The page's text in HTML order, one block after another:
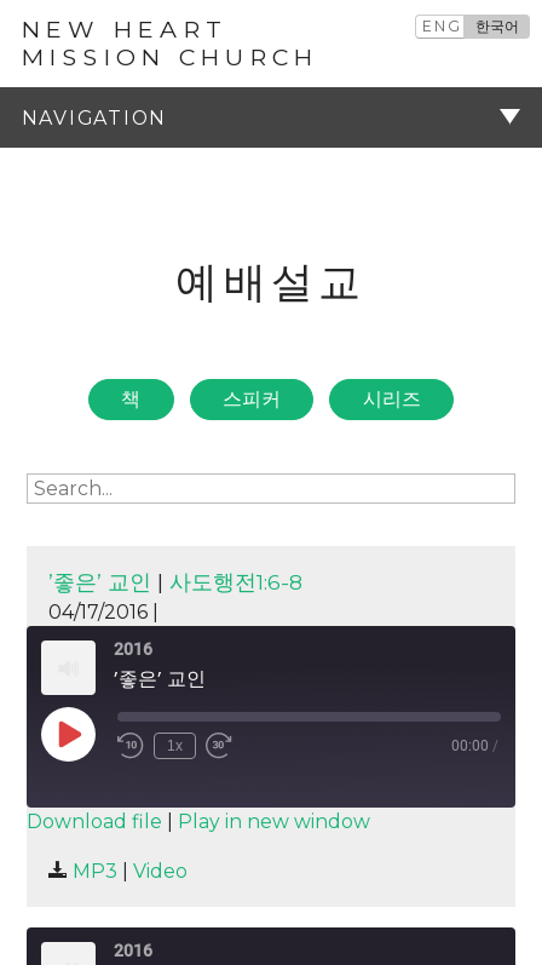
NEW HEART
MISSION CHURCH
ENG 한국어
예배설교
책 스피커 시리즈
’좋은’ 교인 | 사도행전1:6-8
04/17/2016 |
2016
’좋은’ 교인
Play
Episode
1x 00:00 /
SUBSCRIBE
RSS FEED
SHARE
Download file Play in new window
MP3 Video
2016